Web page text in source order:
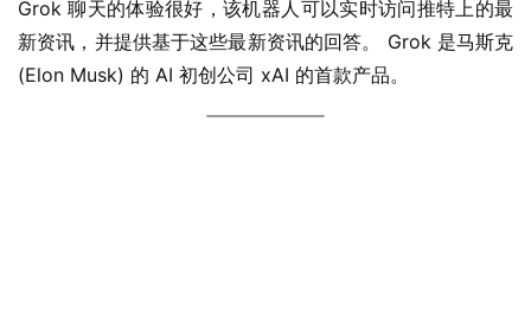
Grok 聊天的体验很好，该机器人可以实时访问推特上的最
新资讯，并提供基于这些最新资讯的回答。 Grok 是马斯克
(Elon Musk) 的 AI 初创公司 xAI 的首款产品。